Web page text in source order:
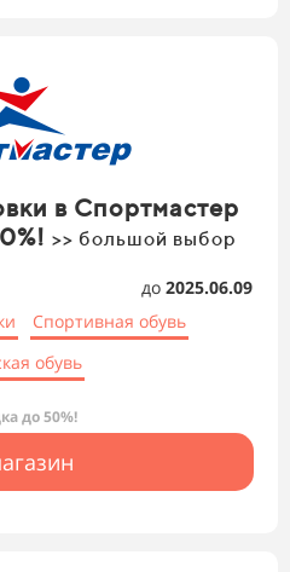
в Спортмастер
>> большой выбор
до 2025.06.09
Спортивная обувь
обувь
до 50%!